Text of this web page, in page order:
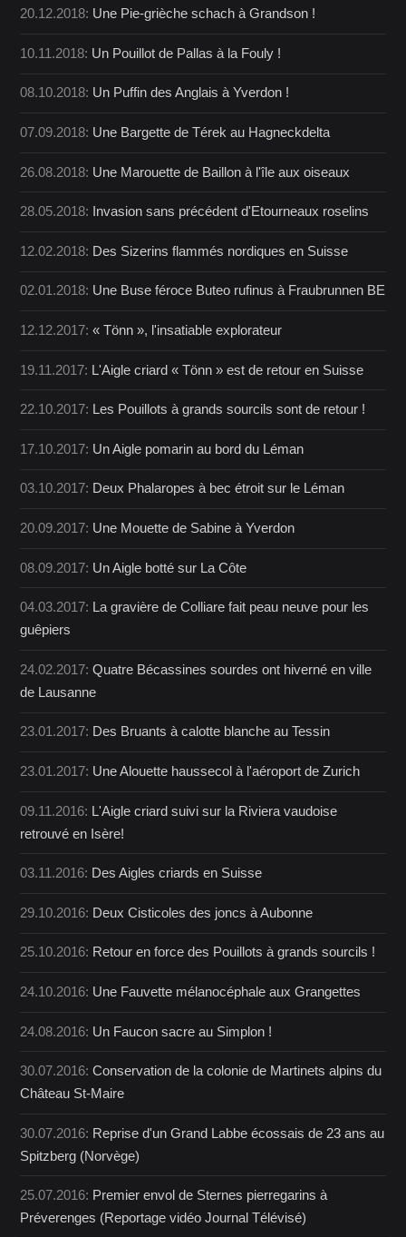
20.12.2018: Une Pie-grièche schach à Grandson !
10.11.2018: Un Pouillot de Pallas à la Fouly !
08.10.2018: Un Puffin des Anglais à Yverdon !
07.09.2018: Une Bargette de Térek au Hagneckdelta
26.08.2018: Une Marouette de Baillon à l'île aux oiseaux
28.05.2018: Invasion sans précédent d'Etourneaux roselins
12.02.2018: Des Sizerins flammés nordiques en Suisse
02.01.2018: Une Buse féroce Buteo rufinus à Fraubrunnen BE
12.12.2017:« Tönn », l'insatiable explorateur
19.11.2017: L'Aigle criard « Tönn » est de retour en Suisse
22.10.2017: Les Pouillots à grands sourcils sont de retour !
17.10.2017: Un Aigle pomarin au bord du Léman
03.10.2017: Deux Phalaropes à bec étroit sur le Léman
20.09.2017: Une Mouette de Sabine à Yverdon
08.09.2017: Un Aigle botté sur La Côte
04.03.2017: La gravière de Colliare fait peau neuve pour les
guêpiers
24.02.2017:Quatre Bécassines sourdes ont hiverné en ville
de Lausanne
23.01.2017: Des Bruants à calotte blanche au Tessin
23.01.2017: Une Alouette haussecol à l'aéroport de Zurich
09.11.2016: L'Aigle criard suivi sur la Riviera vaudoise
retrouvé en Isère!
03.11.2016: Des Aigles criards en Suisse
29.10.2016: Deux Cisticoles des joncs à Aubonne
25.10.2016: Retour en force des Pouillots à grands sourcils !
24.10.2016: Une Fauvette mélanocéphale aux Grangettes
24.08.2016: Un Faucon sacre au Simplon !
30.07.2016:Conservation de la colonie de Martinets alpins du
Château St-Maire
30.07.2016: Reprise d'un Grand Labbe écossais de 23 ans au
Spitzberg (Norvège)
25.07.2016: Premier envol de Sternes pierregarins à
Préverenges (Reportage vidéo Journal Télévisé)